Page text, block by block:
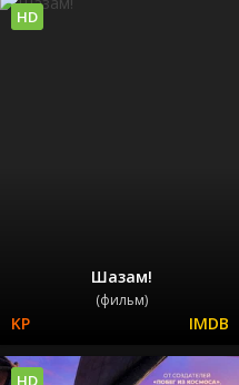
Шазам!
(фильм)
HD
HD